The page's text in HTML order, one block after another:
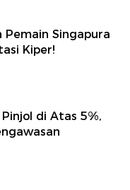
Pemain Singapura
Kiper!
di Atas 5%,